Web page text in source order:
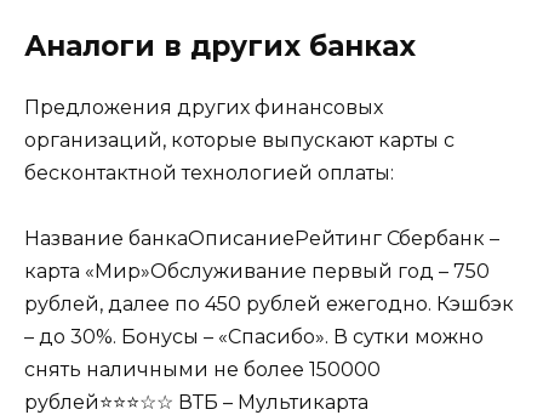
Аналоги в других банках
Предложения других финансовых
организаций, которые выпускают карты с
бесконтактной технологией оплаты:
Название банкаОписаниеРейтинг Сбербанк –
карта «Мир»Обслуживание первый год – 750
рублей, далее по 450 рублей ежегодно. Кэшбэк
– до 30%. Бонусы – «Спасибо». В сутки можно
снять наличными не более 150000
рублей⭐⭐⭐☆☆ ВТБ – Мультикарта